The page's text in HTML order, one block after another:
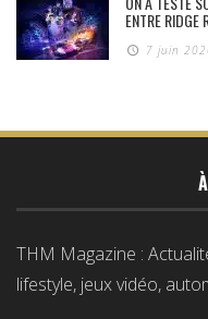
ENTRE RIDGE
7 juin
THM Magazine :
lifestyle, jeux vidéo,